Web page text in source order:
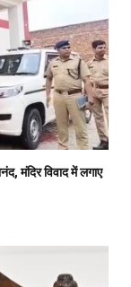
मंदिर विवाद में लगाए